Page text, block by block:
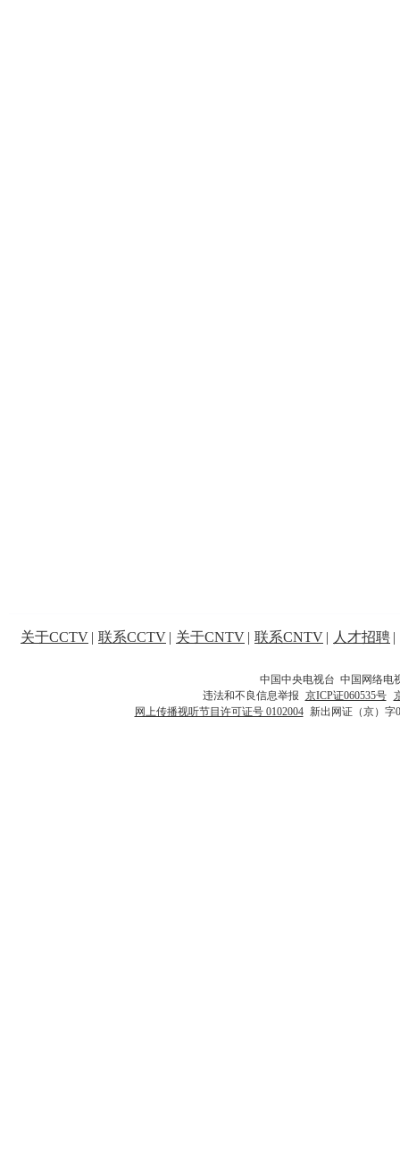
关于CCTV | 联系CCTV | 关于CNTV | 联系CNTV | 人才招聘 |
中国中央电视台 中国网络电
违法和不良信息举报 京ICP证060535号
网上传播视听节目许可证号 0102004 新出网证（京）